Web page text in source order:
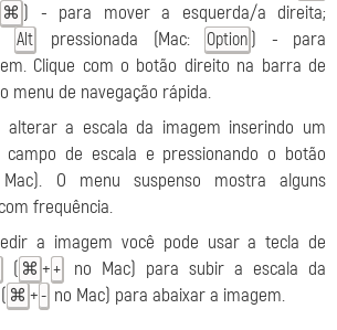
⌘ ) - para mover a esquerda/a direita;
Alt pressionada (Mac: Option ) - para
Clique com o botão direito na barra de
menu de navegação rápida.
alterar a escala da imagem inserindo um
campo de escala e pressionando o botão
O menu suspenso mostra alguns
frequência.
a imagem você pode usar a tecla de
( ⌘ ++
no Mac) para subir a escala da
( ⌘ +- no Mac) para abaixar a imagem.